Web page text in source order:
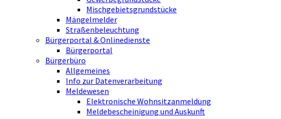
Mischgebietsgrundstücke
Mängelmelder
Straßenbeleuchtung
Bürgerportal & Onlinedienste
Bürgerportal
Bürgerbüro
Allgemeines
Info zur Datenverarbeitung
Meldewesen
Elektronische Wohnsitzanmeldung
Meldebescheinigung und Auskunft